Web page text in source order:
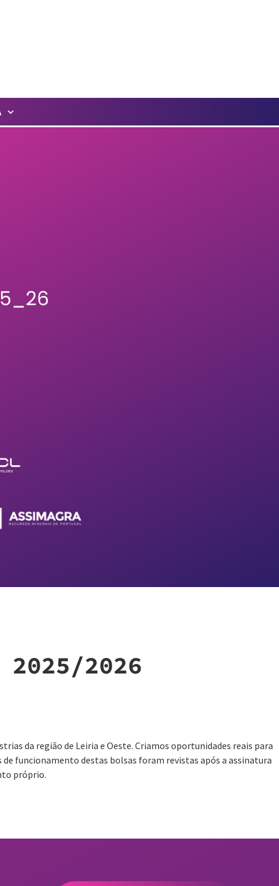
2025/2026
da região de Leiria e Oeste. Criamos oportunidades reais para
funcionamento destas bolsas foram revistas após a assinatura
próprio.